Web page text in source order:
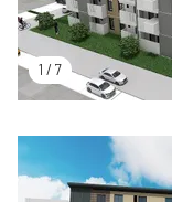
1 / 7